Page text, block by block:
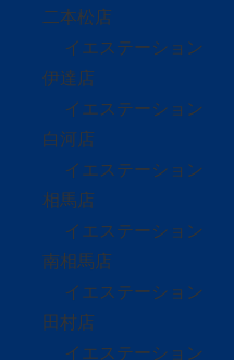
二本松店
イエステーション
伊達店
イエステーション
白河店
イエステーション
相馬店
イエステーション
南相馬店
イエステーション
田村店
イエステーション